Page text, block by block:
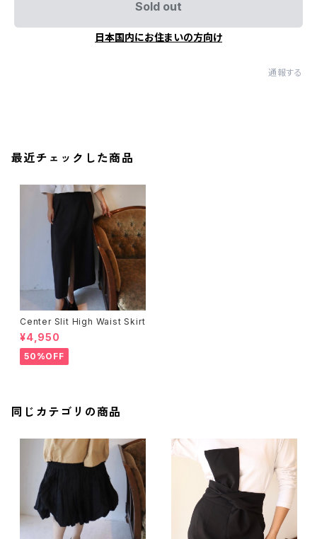
Sold out
日本国内にお住まいの方向け
通報する
最近チェックした商品
Center Slit High Waist Skirt
¥4,950
50%OFF
同じカテゴリの商品